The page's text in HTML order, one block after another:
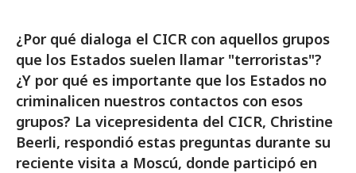
¿Por qué dialoga el CICR con aquellos grupos
que los Estados suelen llamar "terroristas"?
¿Y por qué es importante que los Estados no
criminalicen nuestros contactos con esos
grupos? La vicepresidenta del CICR, Christine
Beerli, respondió estas preguntas durante su
reciente visita a Moscú, donde participó en